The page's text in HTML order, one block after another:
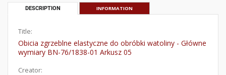
DESCRIPTION INFORMATION
Title:
Obicia zgrzeblne elastyczne do obróbki watoliny - Główne
wymiary BN-76/1838-01 Arkusz 05
Creator: